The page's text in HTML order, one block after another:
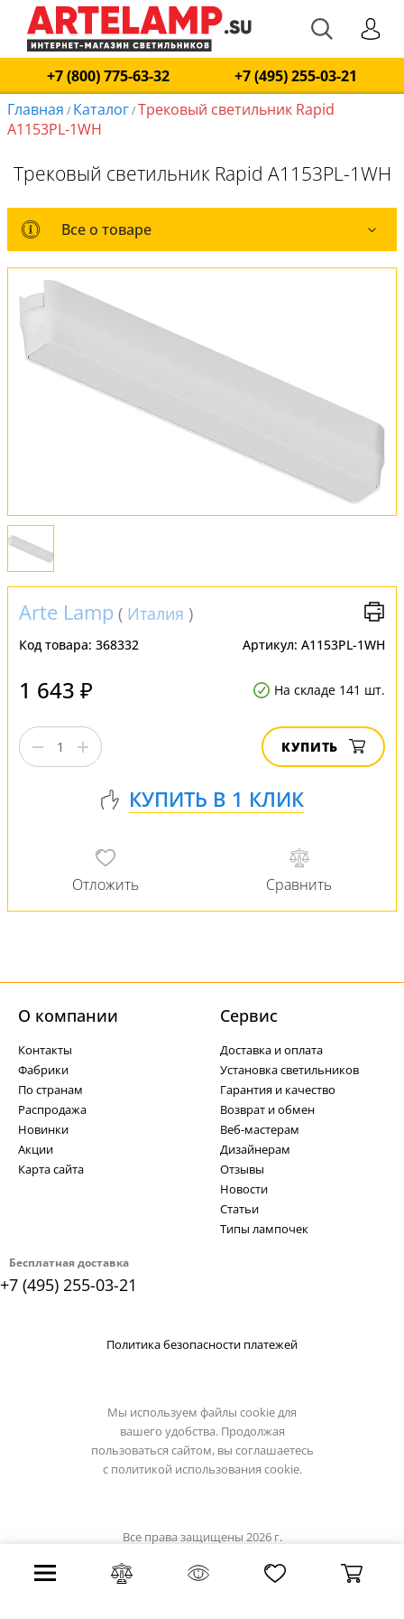
+7 (800) 775-63-32
+7 (495) 255-03-21
Главная / Каталог/Трековый светильник Rapid
A1153PL-1WH
Трековый светильник Rapid A1153PL-1WH
Все о товаре
Все о товаре
Оплата и доставка
Установка
Arte Lamp ( Италия )
Код товара: 368332 Артикул: A1153PL-1WH
1 643 ₽ На складе 141 шт.
КУПИТЬ
Бесплатная доставка
+7 (495) 255-03-21
О компании
Контакты
Фабрики
По странам
Распродажа
Новинки
Акции
Карта сайта
Cервис
Доставка и оплата
Установка светильников
Гарантия и качество
Возврат и обмен
Веб-мастерам
Дизайнерам
Отзывы
Новости
Статьи
Типы лампочек
Политика безопасности платежей
Мы используем файлы cookie для
вашего удобства. Продолжая
пользоваться сайтом, вы соглашаетесь
с политикой использования cookie.
Все права защищены 2026 г.